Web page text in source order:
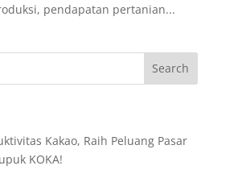
pendapatan pertanian...
Kakao, Raih Peluang Pasar
KOKA!